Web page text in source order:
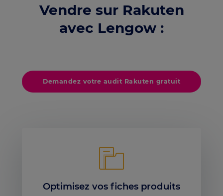
Optimisez vos fiches produits
Vendre sur Rakuten
avec Lengow :
Demandez votre audit Rakuten gratuit